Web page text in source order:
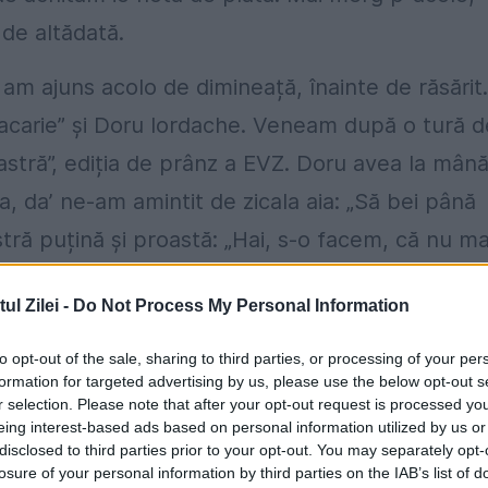
Zilei - Do Not Process My Personal Information
opt-out of the sale, sharing to third parties, or processing of your
for targeted advertising by us, please use the below opt-out
selection. Please note that after your opt-out request is processed
interest-based ads based on personal information utilized by us
to third parties prior to your opt-out. You may separately
of your personal information by third parties on the IAB’s list of
altădată.
ajuns acolo de dimineață, înainte de răsărit.
și Doru Iordache. Veneam după o tură
ediția de prânz a EVZ. Doru avea la mână
da’ ne-am amintit de zicala aia: „Să bei până
puțină și proastă: „Hai, s-o facem, că nu
ceasului și-l pune pe masă. Și am dat
că, strigam la el: „Mai dă-ne Doamne, de
Ăla, bețiv de mare clasă, când a aflat ce